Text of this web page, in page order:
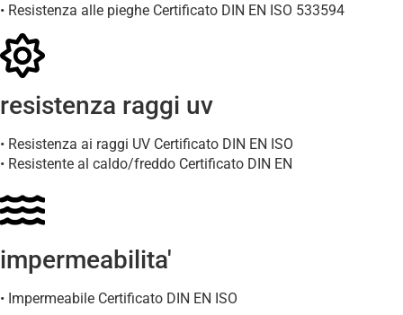
• Resistenza alle pieghe Certificato DIN EN ISO 533594
resistenza raggi uv
• Resistenza ai raggi UV Certificato DIN EN ISO
• Resistente al caldo/freddo Certificato DIN EN
impermeabilita'
• Impermeabile Certificato DIN EN ISO